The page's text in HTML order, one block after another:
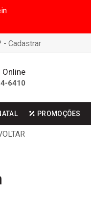
- Cadastrar
Online
6410
PROMOÇÕES